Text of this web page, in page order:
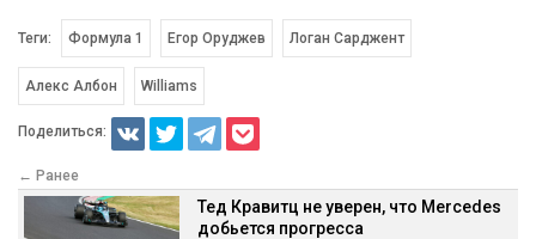
Теги: Формула 1 Егор Оруджев Логан Сарджент
Алекс Албон Williams
Поделиться:
← Ранее
Тед Кравитц не уверен, что Mercedes
добьется прогресса